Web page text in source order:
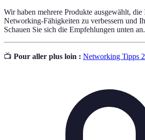
Wir haben mehrere Produkte ausgewählt,
Networking-Fähigkeiten zu verbessern und
Schauen Sie sich die Empfehlungen unten an.
📺 Pour aller plus loin : Networking Tipps